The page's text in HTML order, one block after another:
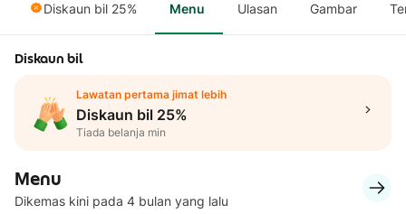
Diskaun bil 25% Menu Ulasan Gambar
Diskaun bil
Lawatan pertama jimat lebih
Diskaun bil 25%
Tiada belanja min
Menu
Dikemas kini pada 4 bulan yang lalu